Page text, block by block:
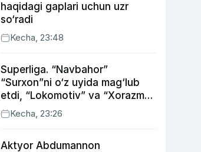
haqidagi gaplari uchun uzr
so‘radi
Kecha, 23:48
Superliga. “Navbahor”
“Surxon”ni o‘z uyida mag‘lub
etdi, “Lokomotiv” va “Xorazm”
uyda g‘alaba qozondi
Kecha, 23:26
Aktyor Abdu­mannon